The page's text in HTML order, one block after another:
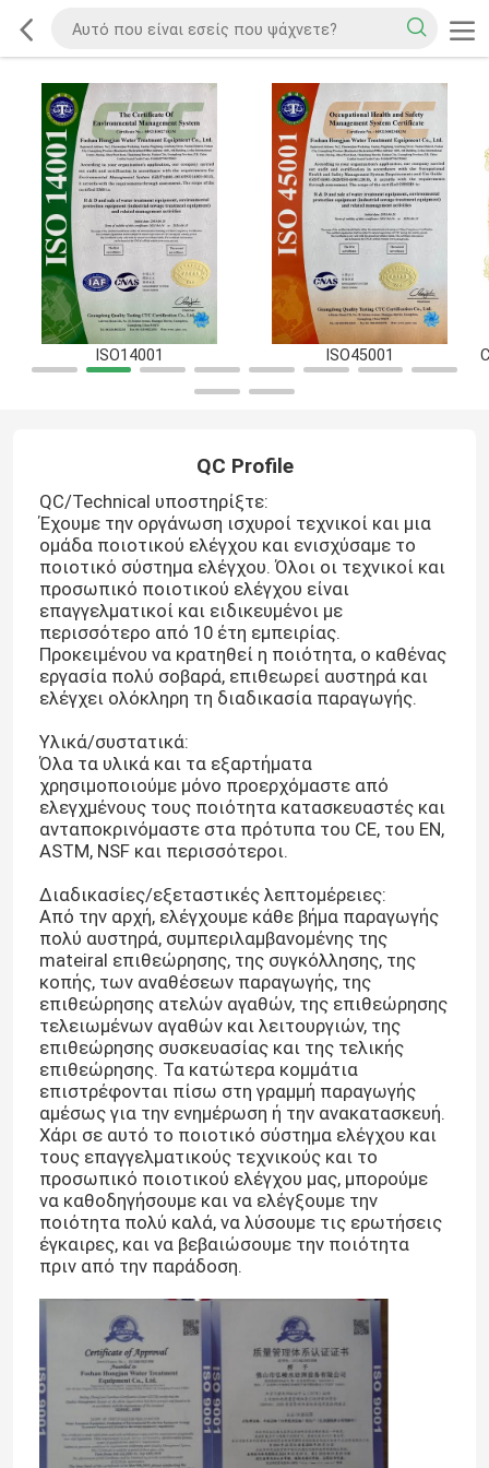
ISO14001 ISO45001
QC Profile
QC/Technical υποστηρίξτε:
Έχουμε την οργάνωση ισχυροί τεχνικοί και μια
ομάδα ποιοτικού ελέγχου και ενισχύσαμε το
ποιοτικό σύστημα ελέγχου. Όλοι οι τεχνικοί και
προσωπικό ποιοτικού ελέγχου είναι
επαγγελματικοί και ειδικευμένοι με
περισσότερο από 10 έτη εμπειρίας.
Προκειμένου να κρατηθεί η ποιότητα, ο καθένας
εργασία πολύ σοβαρά, επιθεωρεί αυστηρά και
ελέγχει ολόκληρη τη διαδικασία παραγωγής.
Υλικά/συστατικά:
Όλα τα υλικά και τα εξαρτήματα
χρησιμοποιούμε μόνο προερχόμαστε από
ελεγχμένους τους ποιότητα κατασκευαστές και
ανταποκρινόμαστε στα πρότυπα του CE, του EN,
ASTM, NSF και περισσότεροι.
Διαδικασίες/εξεταστικές λεπτομέρειες:
Από την αρχή, ελέγχουμε κάθε βήμα παραγωγής
πολύ αυστηρά, συμπεριλαμβανομένης της
mateiral επιθεώρησης, της συγκόλλησης, της
κοπής, των αναθέσεων παραγωγής, της
επιθεώρησης ατελών αγαθών, της επιθεώρησης
τελειωμένων αγαθών και λειτουργιών, της
επιθεώρησης συσκευασίας και της τελικής
επιθεώρησης. Τα κατώτερα κομμάτια
επιστρέφονται πίσω στη γραμμή παραγωγής
αμέσως για την ενημέρωση ή την ανακατασκευή.
Χάρι σε αυτό το ποιοτικό σύστημα ελέγχου και
τους επαγγελματικούς τεχνικούς και το
προσωπικό ποιοτικού ελέγχου μας, μπορούμε
να καθοδηγήσουμε και να ελέγξουμε την
ποιότητα πολύ καλά, να λύσουμε τις ερωτήσεις
έγκαιρες, και να βεβαιώσουμε την ποιότητα
πριν από την παράδοση.